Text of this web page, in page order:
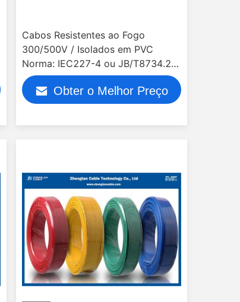
Cabos Resistentes ao Fogo
300/500V / Isolados em PVC
Norma: IEC227-4 ou JB/T8734.2-
2016 (2 Condutores e 3
Condutores)Obter o Melhor Preço